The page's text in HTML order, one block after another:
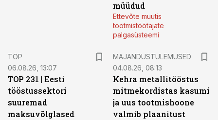
müüdud
Ettevõte muutis
tootmistöötajate
palgasüsteemi
TOP
06.08.26, 13:07
TOP 231 | Eesti
tööstussektori
suuremad
maksuvõlglased
MAJANDUSTULEMUSED
04.08.26, 08:13
Kehra metallitööstus
mitmekordistas kasumi
ja uus tootmishoone
valmib plaanitust